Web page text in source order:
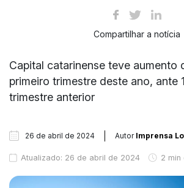
Compartilhar a notícia
Capital catarinense teve aumento
primeiro trimestre deste ano, ante
trimestre anterior
26 de abril de 2024 Autor Imprensa
Atualizado: 26 de abril de 2024 2 min